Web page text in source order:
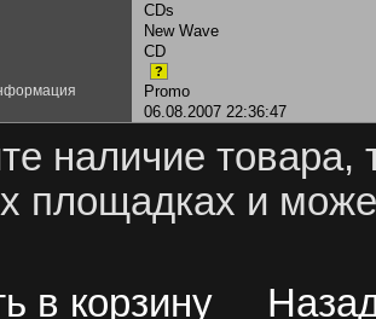
CDs
New Wave
CD
?
Promo
06.08.2007 22:36:47
наличие товара,
площадках и
в корзину